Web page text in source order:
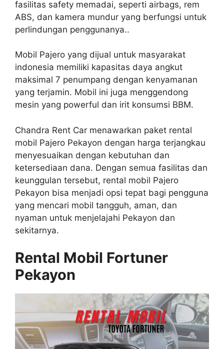
fasilitas safety memadai, seperti airbags, rem
ABS, dan kamera mundur yang berfungsi untuk
perlindungan penggunanya..
Mobil Pajero yang dijual untuk masyarakat
indonesia memiliki kapasitas daya angkut
maksimal 7 penumpang dengan kenyamanan
yang terjamin. Mobil ini juga menggendong
mesin yang powerful dan irit konsumsi BBM.
Chandra Rent Car menawarkan paket rental
mobil Pajero Pekayon dengan harga terjangkau
menyesuaikan dengan kebutuhan dan
ketersediaan dana. Dengan semua fasilitas dan
keunggulan tersebut, rental mobil Pajero
Pekayon bisa menjadi opsi tepat bagi pengguna
yang mencari mobil tangguh, aman, dan
nyaman untuk menjelajahi Pekayon dan
sekitarnya.
Rental Mobil Fortuner
Pekayon